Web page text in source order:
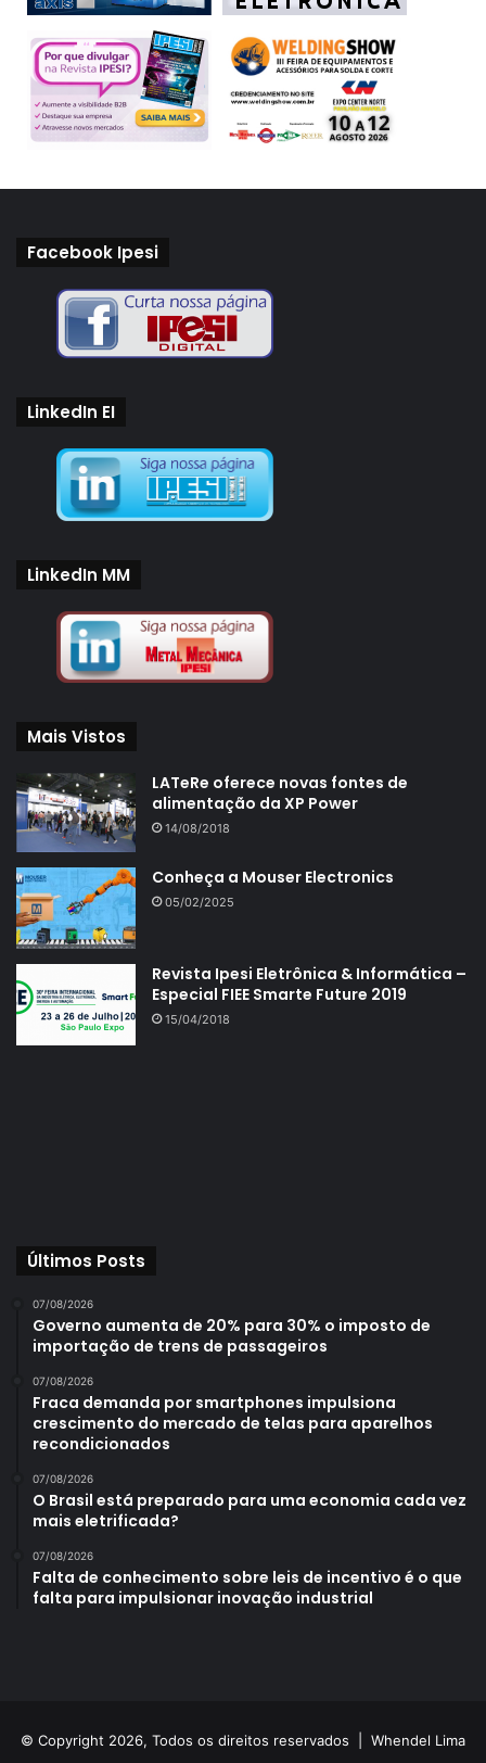
Facebook Ipesi
LinkedIn EI
LinkedIn MM
Mais Vistos
LATeRe oferece novas fontes de
alimentação da XP Power
14/08/2018
Conheça a Mouser Electronics
05/02/2025
Revista Ipesi Eletrônica & Informática –
Especial FIEE Smarte Future 2019
15/04/2018
Últimos Posts
07/08/2026
Governo aumenta de 20% para 30% o imposto de
importação de trens de passageiros
07/08/2026
Fraca demanda por smartphones impulsiona
crescimento do mercado de telas para aparelhos
recondicionados
07/08/2026
O Brasil está preparado para uma economia cada vez
mais eletrificada?
07/08/2026
Falta de conhecimento sobre leis de incentivo é o que
falta para impulsionar inovação industrial
© Copyright 2026, Todos os direitos reservados | Whendel Lima